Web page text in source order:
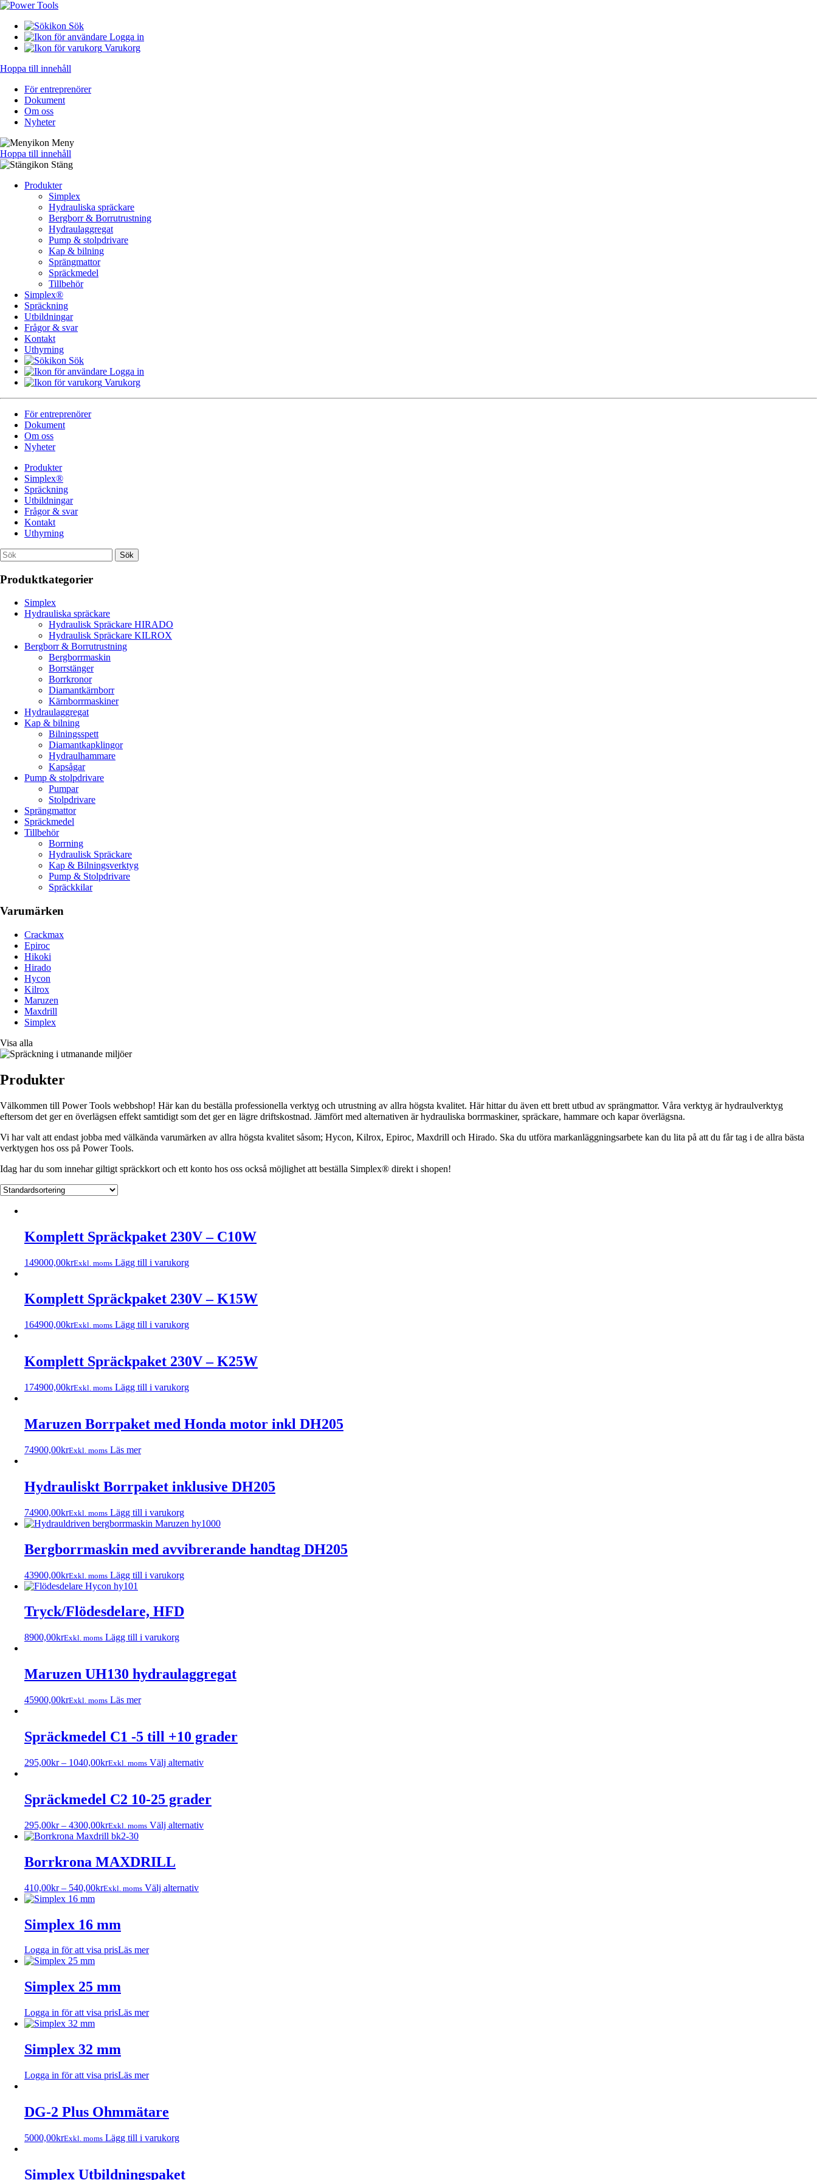
Sök
Logga in
Varukorg
Hoppa till innehåll
För entreprenörer
Dokument
Om oss
Nyheter
Meny
Hoppa till innehåll
Stäng
Produkter
Simplex
Hydrauliska spräckare
Bergborr & Borrutrustning
Hydraulaggregat
Pump & stolpdrivare
Kap & bilning
Sprängmattor
Spräckmedel
Tillbehör
Simplex®
Spräckning
Utbildningar
Frågor & svar
Kontakt
Uthyrning
Sök
Logga in
Varukorg
För entreprenörer
Dokument
Om oss
Nyheter
Produkter
Simplex®
Spräckning
Utbildningar
Frågor & svar
Kontakt
Uthyrning
Produktkategorier
Simplex
Hydrauliska spräckare
Hydraulisk Spräckare HIRADO
Hydraulisk Spräckare KILROX
Bergborr & Borrutrustning
Bergborrmaskin
Borrstänger
Borrkronor
Diamantkärnborr
Kärnborrmaskiner
Hydraulaggregat
Kap & bilning
Bilningsspett
Diamantkapklingor
Hydraulhammare
Kapsågar
Pump & stolpdrivare
Pumpar
Stolpdrivare
Sprängmattor
Spräckmedel
Tillbehör
Borrning
Hydraulisk Spräckare
Kap & Bilningsverktyg
Pump & Stolpdrivare
Spräckkilar
Varumärken
Crackmax
Epiroc
Hikoki
Hirado
Hycon
Kilrox
Maruzen
Maxdrill
Simplex
Visa alla
Produkter
Välkommen till Power Tools webbshop! Här kan du beställa professionella verktyg och utrustning av allra högsta kvalitet. Här hittar du även ett brett utbud av sprängmattor. Våra verktyg är hydraulverktyg
eftersom det ger en överlägsen effekt samtidigt som det ger en lägre driftskostnad. Jämfört med alternativen är hydrauliska borrmaskiner, spräckare, hammare och kapar överlägsna.
Vi har valt att endast jobba med välkända varumärken av allra högsta kvalitet såsom; Hycon, Kilrox, Epiroc, Maxdrill och Hirado. Ska du utföra markanläggningsarbete kan du lita på att du får tag i de allra bästa
verktygen hos oss på Power Tools.
Idag har du som innehar giltigt spräckkort och ett konto hos oss också möjlighet att beställa Simplex® direkt i shopen!
Komplett Spräckpaket 230V – C10W
149000,00krExkl. moms Lägg till i varukorg
Komplett Spräckpaket 230V – K15W
164900,00krExkl. moms Lägg till i varukorg
Komplett Spräckpaket 230V – K25W
174900,00krExkl. moms Lägg till i varukorg
Maruzen Borrpaket med Honda motor inkl DH205
74900,00krExkl. moms Läs mer
Hydrauliskt Borrpaket inklusive DH205
74900,00krExkl. moms Lägg till i varukorg
Bergborrmaskin med avvibrerande handtag DH205
43900,00krExkl. moms Lägg till i varukorg
Tryck/Flödesdelare, HFD
8900,00krExkl. moms Lägg till i varukorg
Maruzen UH130 hydraulaggregat
45900,00krExkl. moms Läs mer
Spräckmedel C1 -5 till +10 grader
295,00kr– 1040,00krExkl. moms Välj alternativ
Spräckmedel C2 10-25 grader
295,00kr– 4300,00krExkl. moms Välj alternativ
Borrkrona MAXDRILL
410,00kr– 540,00krExkl. moms Välj alternativ
Simplex 16 mm
Logga in för att visa prisLäs mer
Simplex 25 mm
Logga in för att visa prisLäs mer
Simplex 32 mm
Logga in för att visa prisLäs mer
DG-2 Plus Ohmmätare
5000,00krExkl. moms Lägg till i varukorg
Simplex Utbildningspaket